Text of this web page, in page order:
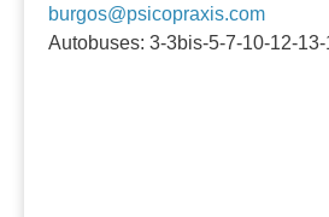
burgos@psicopraxis.com
Autobuses: 3-3bis-5-7-10-12-